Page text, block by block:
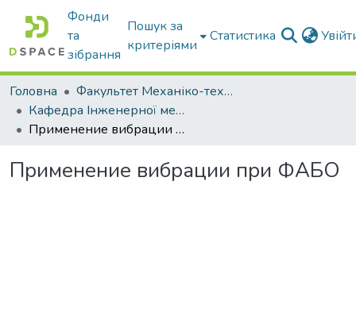
Фонди
та
зібрання
Пошук за
критеріями
Статистика
Головна
Факультет Механіко-технологічний
Кафедра Інженерної механіки та комп'ютерного проектування
Применение вибрации при ФАБО
Применение вибрации при ФАБО